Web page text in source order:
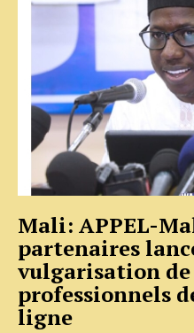
Mali: APPEL-
partenaires
vulgarisation de
professionnels
ligne